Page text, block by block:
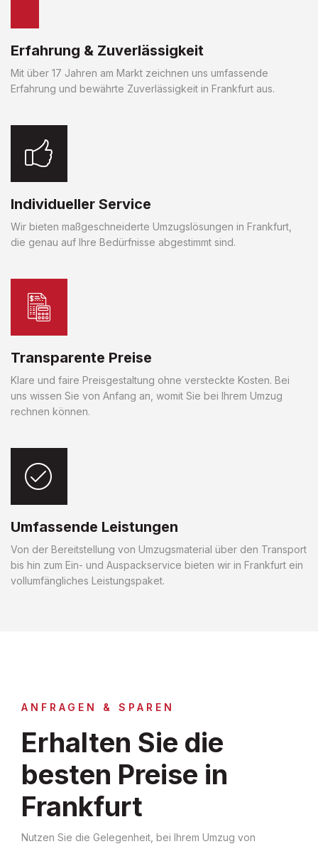
Erfahrung & Zuverlässigkeit
Mit über 17 Jahren am Markt zeichnen uns umfassende
Erfahrung und bewährte Zuverlässigkeit in Frankfurt aus.
Individueller Service
Wir bieten maßgeschneiderte Umzugslösungen in Frankfurt,
die genau auf Ihre Bedürfnisse abgestimmt sind.
Transparente Preise
Klare und faire Preisgestaltung ohne versteckte Kosten. Bei
uns wissen Sie von Anfang an, womit Sie bei Ihrem Umzug
rechnen können.
Umfassende Leistungen
Von der Bereitstellung von Umzugsmaterial über den Transport
bis hin zum Ein- und Auspackservice bieten wir in Frankfurt ein
vollumfängliches Leistungspaket.
ANFRAGEN & SPAREN
Erhalten Sie die
besten Preise in
Frankfurt
Nutzen Sie die Gelegenheit, bei Ihrem Umzug von